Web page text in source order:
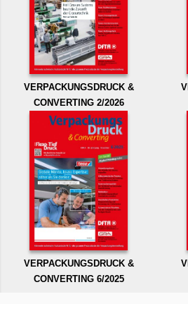
VERPACKUNGSDRUCK &
CONVERTING 2/2026
VERPACKUNGSDRUCK &
CONVERTING 6/2025